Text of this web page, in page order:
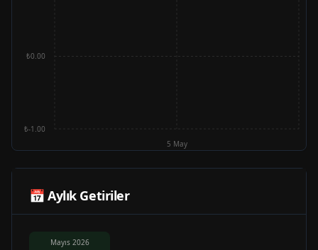
5 May
₺-1.00
₺0.00
📅 Aylık Getiriler
Mayıs 2026